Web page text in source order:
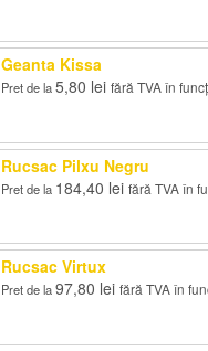
Geanta Kissa
Pret de la5,80 lei fără TVA în
Rucsac Pilxu Negru
Pret de la 184,40 lei fără TVA în
Rucsac Virtux
Pret de la97,80 lei fără TVA în